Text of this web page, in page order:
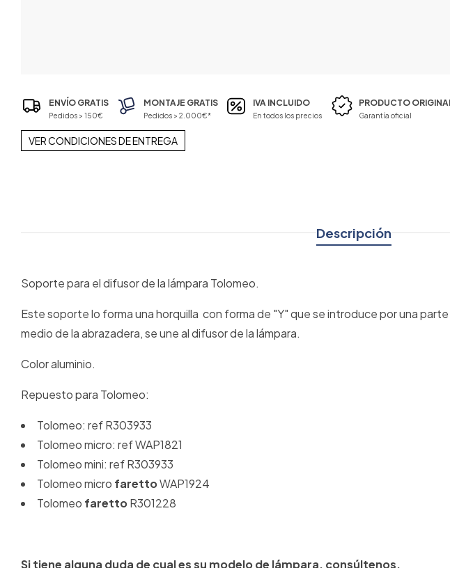
ENVÍO GRATIS
Pedidos > 150€
MONTAJE GRATIS
Pedidos > 2.000€*
IVA INCLUIDO
En todos los precios
PRODUCTO
Garantía oficial
VER CONDICIONES DE ENTREGA
Descripción
Soporte para el difusor de la lámpara Tolomeo.
Este soporte lo forma una horquilla con forma de "Y" que se introduce por una
medio de la abrazadera, se une al difusor de la lámpara.
Color aluminio.
Repuesto para Tolomeo:
Tolomeo: ref R303933
Tolomeo micro: ref WAP1821
Tolomeo mini: ref R303933
Tolomeo micro farettoWAP1924
Tolomeo farettoR301228
Si tiene alguna duda de cual es su modelo de lámpara, consúltenos.